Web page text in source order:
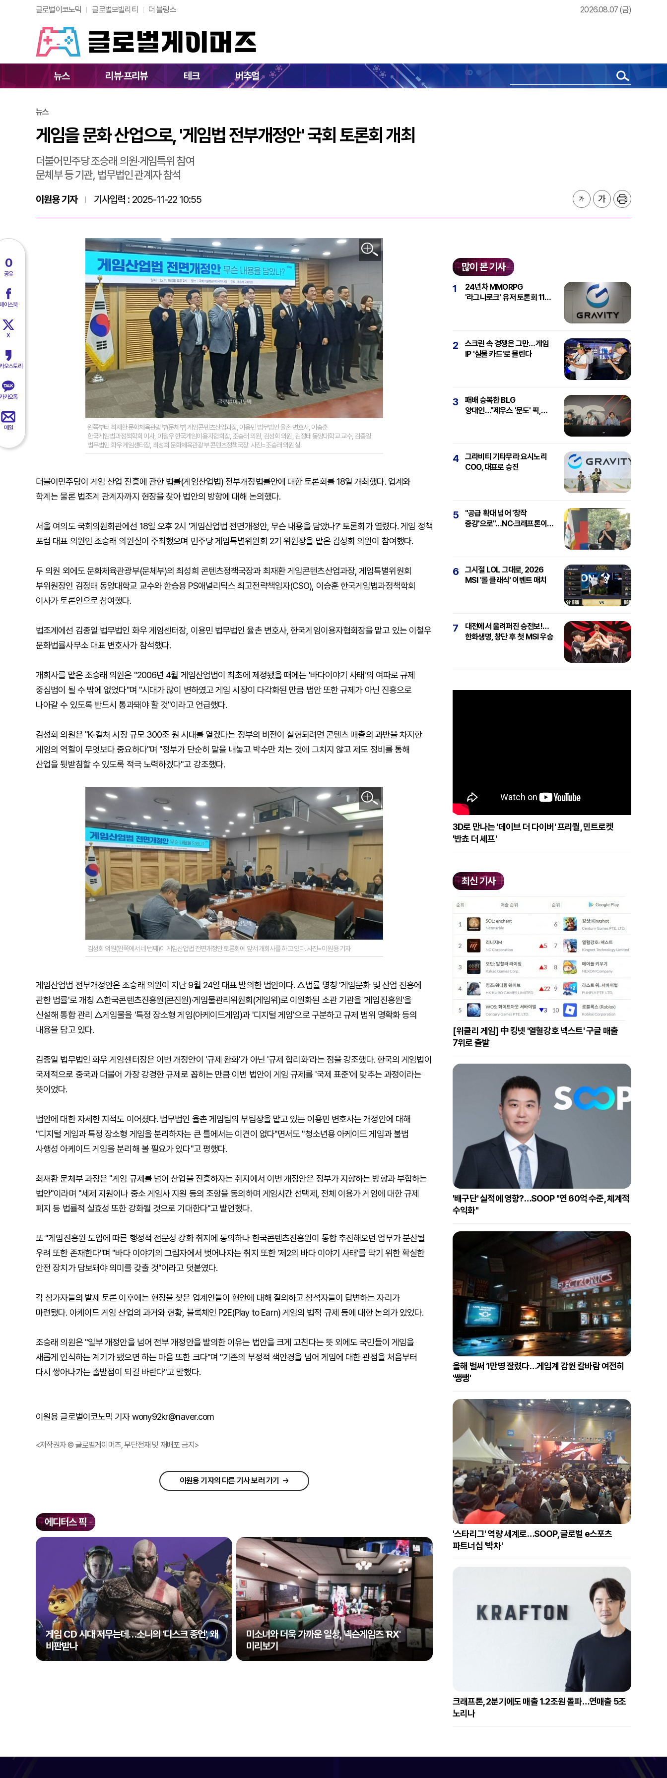
글로벌이코노믹 글로벌모빌리티 더 블링스 2026.08.07 (금)
뉴스 리뷰·프리뷰 테크 버추얼
게임을 문화 산업으로, '게임법 전부개정안' 국회 토론회 개최
0
공유
이스북
X
오스토리
카오톡
메일
뉴스
게임을 문화 산업으로, '게임법 전부개정안' 국회 토론회 개최
더불어민주당 조승래 의원·게임특위 참여
문체부 등 기관, 법무법인 관계자 참석
이원용 기자 기사입력 : 2025-11-22 10:55
왼쪽부터 최재환 문화체육관광부(문체부) 게임콘텐츠산업과장, 이용민 법무법인 율촌 변호사, 이승훈
한국게임법과정책학회 이사, 이철우 한국게임이용자협회장, 조승래 의원, 김성회 의원, 김정태 동양대학교 교수, 김종일
법무법인 화우 게임센터장, 최성희 문화체육관광부 콘텐츠정책국장. 사진=조승래 의원실
더불어민주당이 게임 산업 진흥에 관한 법률(게임산업법) 전부개정법률안에 대한 토론회를 18일 개최했다. 업계와
학계는 물론 법조계 관계자까지 현장을 찾아 법안의 방향에 대해 논의했다.
서울 여의도 국회의원회관에선 18일 오후 2시 '게임산업법 전면개정안, 무슨 내용을 담았나?' 토론회가 열렸다. 게임 정책
포럼 대표 의원인 조승래 의원실이 주최했으며 민주당 게임특별위원회 2기 위원장을 맡은 김성회 의원이 참여했다.
두 의원 외에도 문화체육관광부(문체부)의 최성희 콘텐츠정책국장과 최재환 게임콘텐츠산업과장, 게임특별위원회
부위원장인 김정태 동양대학교 교수와 한승용 PS애널리틱스 최고전략책임자(CSO), 이승훈 한국게임법과정책학회
이사가 토론인으로 참여했다.
법조계에선 김종일 법무법인 화우 게임센터장, 이용민 법무법인 율촌 변호사, 한국게임이용자협회장을 맡고 있는 이철우
문화법률사무소 대표 변호사가 참석했다.
개회사를 맡은 조승래 의원은 "2006년 4월 게임산업법이 최초에 제정됐을 때에는 '바다이야기 사태'의 여파로 규제
중심법이 될 수 밖에 없었다"며 "시대가 많이 변하였고 게임 시장이 다각화된 만큼 법안 또한 규제가 아닌 진흥으로
나아갈 수 있도록 반드시 통과돼야 할 것"이라고 언급했다.
김성회 의원은 "K-컬처 시장 규모 300조 원 시대를 열겠다는 정부의 비전이 실현되려면 콘텐츠 매출의 과반을 차지한
게임의 역할이 무엇보다 중요하다"며 "정부가 단순히 말을 내놓고 박수만 치는 것에 그치지 않고 제도 정비를 통해
산업을 뒷받침할 수 있도록 적극 노력하겠다"고 강조했다.
김성회 의원(왼쪽에서 네 번째)이 게임산업법 전면개정안 토론회에 앞서 개회사를 하고 있다. 사진=이원용 기자
게임산업법 전부개정안은 조승래 의원이 지난 9월 24일 대표 발의한 법안이다. △법률 명칭 '게임문화 및 산업 진흥에
관한 법률'로 개칭 △한국콘텐츠진흥원(콘진원)·게임물관리위원회(게임위)로 이원화된 소관 기관을 '게임진흥원'을
신설해 통합 관리 △게임물을 '특정 장소형 게임(아케이드게임)과 '디지털 게임'으로 구분하고 규제 범위 명확화 등의
내용을 담고 있다.
김종일 법무법인 화우 게임센터장은 이번 개정안이 '규제 완화'가 아닌 '규제 합리화'라는 점을 강조했다. 한국의 게임법이
국제적으로 중국과 더불어 가장 강경한 규제로 꼽히는 만큼 이번 법안이 게임 규제를 '국제 표준'에 맞추는 과정이라는
뜻이었다.
법안에 대한 자세한 지적도 이어졌다. 법무법인 율촌 게임팀의 부팀장을 맡고 있는 이용민 변호사는 개정안에 대해
"디지털 게임과 특정 장소형 게임을 분리하자는 큰 틀에서는 이견이 없다"면서도 "청소년용 아케이드 게임과 불법
사행성 아케이드 게임을 분리해 볼 필요가 있다"고 평했다.
최재환 문체부 과장은 "게임 규제를 넘어 산업을 진흥하자는 취지에서 이번 개정안은 정부가 지향하는 방향과 부합하는
법안"이라며 "세제 지원이나 중소 게임사 지원 등의 조항을 동의하며 게임시간 선택제, 전체 이용가 게임에 대한 규제
폐지 등 법률적 실효성 또한 강화될 것으로 기대한다"고 발언했다.
또 "게임진흥원 도입에 따른 행정적 전문성 강화 취지에 동의하나 한국콘텐츠진흥원이 통합 추진해오던 업무가 분산될
우려 또한 존재한다"며 "바다 이야기의 그림자에서 벗어나자는 취지 또한 '제2의 바다 이야기 사태'를 막기 위한 확실한
안전 장치가 담보돼야 의미를 갖출 것"이라고 덧붙였다.
각 참가자들의 발제 토론 이후에는 현장을 찾은 업계인들이 현안에 대해 질의하고 참석자들이 답변하는 자리가
마련됐다. 아케이드 게임 산업의 과거와 현황, 블록체인 P2E(Play to Earn) 게임의 법적 규제 등에 대한 논의가 있었다.
조승래 의원은 "일부 개정안을 넘어 전부 개정안을 발의한 이유는 법안을 크게 고친다는 뜻 외에도 국민들이 게임을
새롭게 인식하는 계기가 됐으면 하는 마음 또한 크다"며 "기존의 부정적 색안경을 넘어 게임에 대한 관점을 처음부터
다시 쌓아나가는 출발점이 되길 바란다"고 말했다.
이원용 글로벌이코노믹 기자 wony92kr@naver.com
<저작권자 © 글로벌게이머즈, 무단전재 및 재배포 금지>
이원용 기자의 다른 기사 보러 가기
에디터스 픽
게임 CD 시대 저무는데…소니의 '디스크 종언', 왜
비판받나
미소녀와 더욱 가까운 일상, 넥슨게임즈 'RX'
미리보기
많이 본 기사
1
24년차 MMORPG
'라그나로크' 유저 토론회 11일
2
스크린 속 경쟁은 그만…게임
IP '실물 카드'로 몰린다
3
패배 승복한 BLG
양대인…"제우스 '문도' 픽,
4
그라비티 기타무라 요시노리
COO, 대표로 승진
5
"공급 확대 넘어 '창작
증강'으로"…NC·크래프톤이
6
그시절 LOL 그대로, 2026
MSI '롤 클래식' 이벤트 매치
7
대전에서 울려퍼진 승전보!…
한화생명, 창단 후 첫 MSI 우승
3D로 만나는 '데이브 더 다이버' 프리퀄, 민트로켓
'반쵸 더 셰프'
최신 기사
[위클리 게임] 中 킹넷 '열혈강호 넥스트' 구글 매출
7위로 출발
'배구단' 실적에 영향?…SOOP "연 60억 수준, 체계적
수익화"
올해 벌써 1만명 잘렸다…게임계 감원 칼바람 여전히
'쌩쌩'
'스타리그' 역량 세계로…SOOP, 글로벌 e스포츠
파트너십 '박차'
크래프톤, 2분기에도 매출 1.2조원 돌파…연매출 5조
노리나